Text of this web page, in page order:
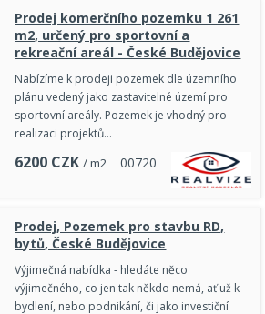
Prodej komerčního pozemku 1 261
m2, určený pro sportovní a
rekreační areál - České Budějovice
Nabízíme k prodeji pozemek dle územního
plánu vedený jako zastavitelné území pro
sportovní areály. Pozemek je vhodný pro
realizaci projektů…
6200 CZK / m2 00720
Prodej, Pozemek pro stavbu RD,
bytů, České Budějovice
Výjimečná nabídka - hledáte něco
výjimečného, co jen tak někdo nemá, ať už k
bydlení, nebo podnikání, či jako investiční